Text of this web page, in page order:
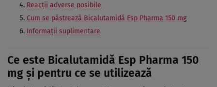
Reacţii adverse posibile
Cum se păstrează Bicalutamidă Esp Pharma 150 mg
Informaţii suplimentare
Ce este Bicalutamidă Esp Pharma 150
mg şi pentru ce se utilizează